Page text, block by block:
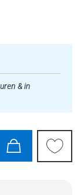
& in